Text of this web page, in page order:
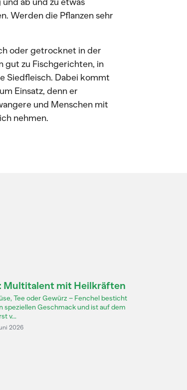
Werden die Pflanzen sehr
oder getrocknet in der
gut zu Fischgerichten, in
Siedfleisch. Dabei kommt
Einsatz, denn er
und Menschen mit
nehmen.
Multitalent mit Heilkräften
Tee oder Gewürz – Fenchel besticht
speziellen Geschmack und ist auf dem
v...
2026